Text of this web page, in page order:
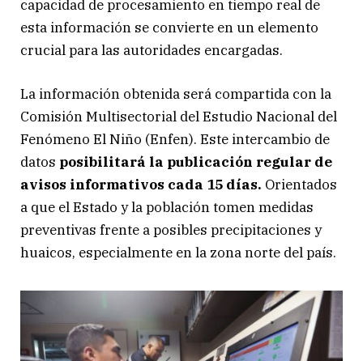
capacidad de procesamiento en tiempo real de
esta información se convierte en un elemento
crucial para las autoridades encargadas.
La información obtenida será compartida con la
Comisión Multisectorial del Estudio Nacional del
Fenómeno El Niño (Enfen). Este intercambio de
datos posibilitará la publicación regular de
avisos informativos cada 15 días. Orientados
a que el Estado y la población tomen medidas
preventivas frente a posibles precipitaciones y
huaicos, especialmente en la zona norte del país.